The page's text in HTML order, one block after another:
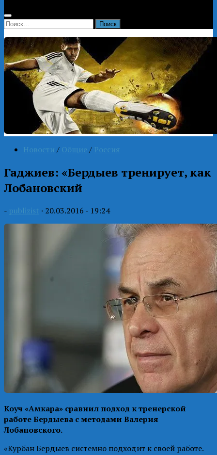
Найти:
Новости / Общие / Россия
Гаджиев: «Бердыев тренирует, как
Лобановский
- publizist · 20.03.2016 - 19:24
Коуч «Амкара» сравнил подход к тренерской
работе Бердыева с методами Валерия
Лобановского.
«Курбан Бердыев системно подходит к своей работе.